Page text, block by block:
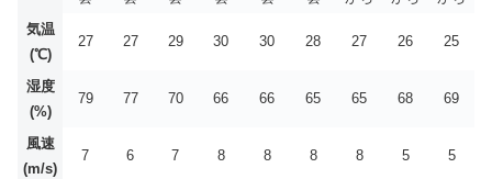
気温
(℃)
27 27 29 30 30 28 27 26 25
湿度
(%)
79 77 70 66 66 65 65 68 69
風速
(m/s)
7 6 7 8 8 8 8 5 5